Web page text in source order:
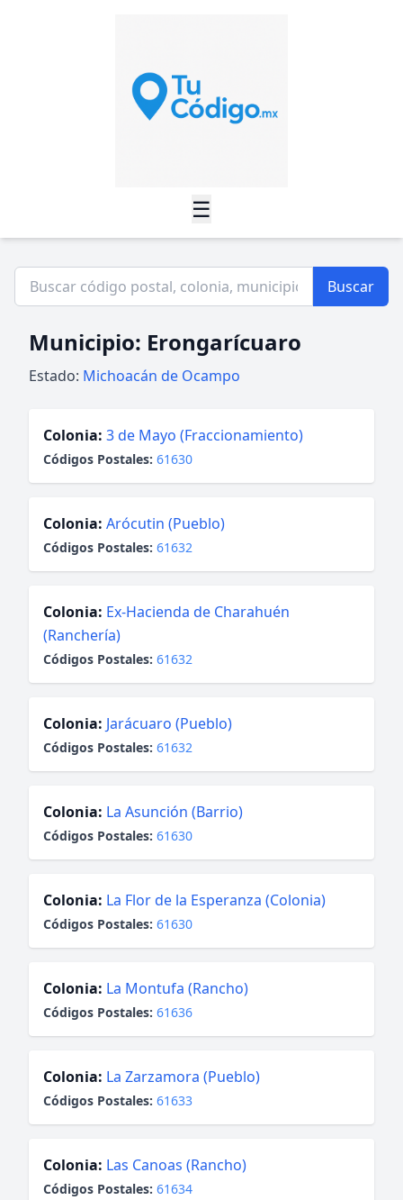
☰
Buscar
Municipio: Erongarícuaro
Estado: Michoacán de Ocampo
Colonia: 3 de Mayo (Fraccionamiento)
Códigos Postales: 61630
Colonia: Arócutin (Pueblo)
Códigos Postales: 61632
Colonia: Ex-Hacienda de Charahuén
(Ranchería)
Códigos Postales: 61632
Colonia: Jarácuaro (Pueblo)
Códigos Postales: 61632
Colonia: La Asunción (Barrio)
Códigos Postales: 61630
Colonia: La Flor de la Esperanza (Colonia)
Códigos Postales: 61630
Colonia: La Montufa (Rancho)
Códigos Postales: 61636
Colonia: La Zarzamora (Pueblo)
Códigos Postales: 61633
Colonia: Las Canoas (Rancho)
Códigos Postales: 61634